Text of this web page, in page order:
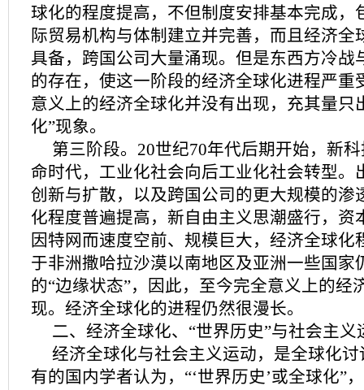
球化的程度提高，不但制度安排基本完成，
际贸易机构与体制建立并完善，而且经济全
具备，跨国公司大量涌现。但是东西方冷战
的存在，使这一阶段的经济全球化进程严重
意义上的经济全球化并没有出现，充其量只
化”现象。
第三阶段。20世纪70年代后期开始，新
命时代，工业化社会向后工业化社会转型。
创新与扩散，以及跨国公司的更大规模的渗
化程度普遍提高，新自由主义思潮盛行，资
因特网而速度空前、规模巨大，经济全球化
于非洲撒哈拉沙漠以南地区及亚洲一些国家
的“边缘状态”，因此，至今完全意义上的经
现。经济全球化的进程仍然很漫长。
二、经济全球化、“世界历史”与社会主义
经济全球化与社会主义运动，是全球化
有的国内学者认为，“‘世界历史’或全球化”